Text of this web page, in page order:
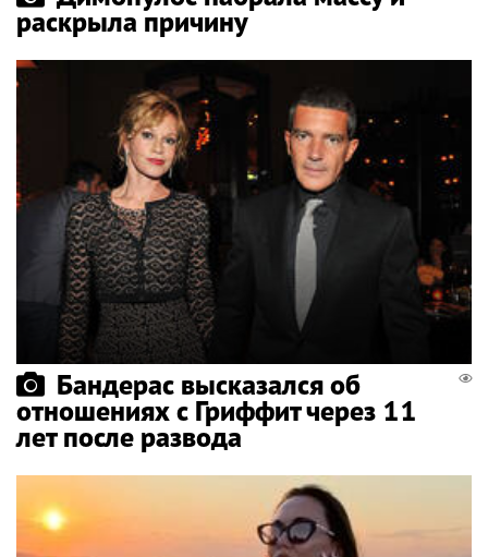
раскрыла причину
Бандерас высказался об
отношениях с Гриффит через 11
лет после развода